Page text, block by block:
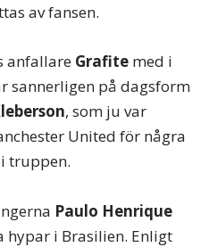
av fansen.
anfallare Grafite med i
sannerligen på dagsform
, som ju var
United för några
truppen.
Paulo Henrique
hypar i Brasilien. Enligt